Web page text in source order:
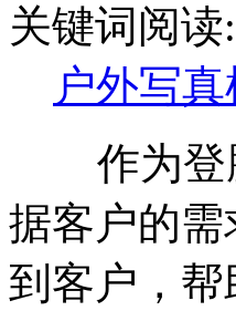
关键词阅读:
户外写真
作为登腾
据客户的
到客户，